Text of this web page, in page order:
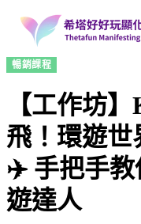
暢銷課程
【工作坊
飛！環遊世
✈️ 手把手教
遊達人